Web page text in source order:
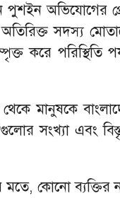
পুশইন অভিযোগের
সদস্য
করে পরিস্থিতি
মানুষকে
সংখ্যা এবং
মতে, কোনো ব্যক্তির